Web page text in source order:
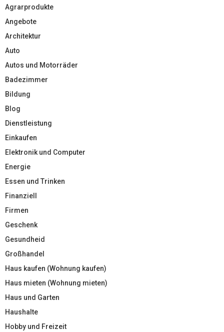
Agrarprodukte
Angebote
Architektur
Auto
Autos und Motorräder
Badezimmer
Bildung
Blog
Dienstleistung
Einkaufen
Elektronik und Computer
Energie
Essen und Trinken
Finanziell
Firmen
Geschenk
Gesundheid
Großhandel
Haus kaufen (Wohnung kaufen)
Haus mieten (Wohnung mieten)
Haus und Garten
Haushalte
Hobby und Freizeit